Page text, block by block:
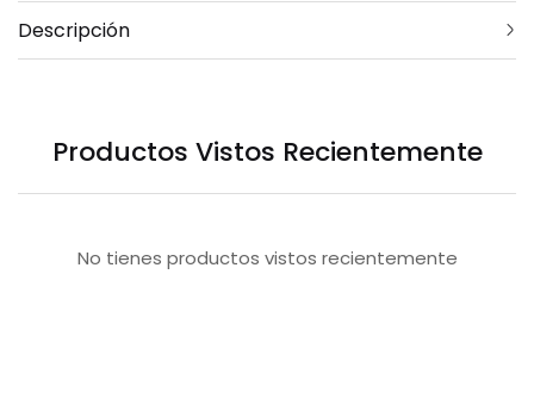
Descripción
Productos Vistos Recientemente
No tienes productos vistos recientemente